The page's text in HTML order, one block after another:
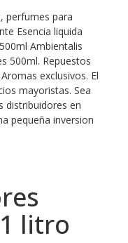
perfumes para
Esencia liquida
Ambientalis
500ml. Repuestos
exclusivos. El
mayoristas. Sea
distribuidores en
pequeña inversion
litro